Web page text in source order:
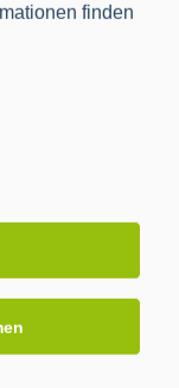
finden
für das